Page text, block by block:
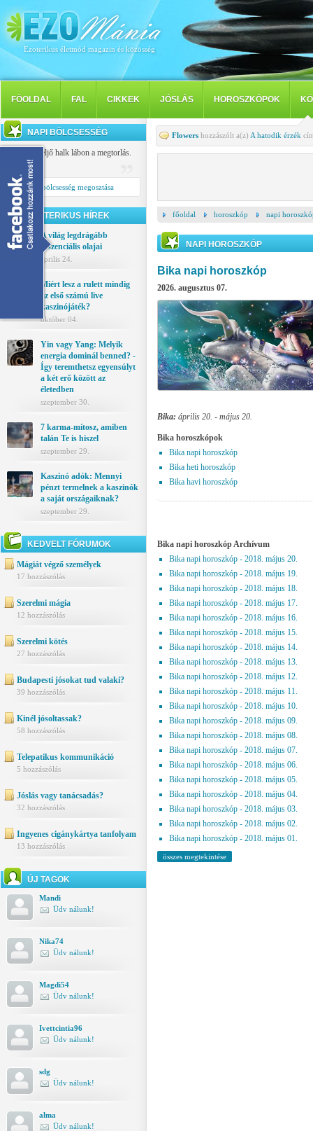
Ezoterikus életmód magazin és közösség
FÖOLDAL FAL CIKKEK JÓSLÁS HOROSZKÓPOK
NAPI BÖLCSESSÉG
Késve, de eljő halk lábon a megtorlás.
Tibullus
Napi bölcsesség megosztása
EZOTERIKUS HÍREK
A világ legdrágább
esszenciális olajai
április 24.
Miért lesz a rulett mindig
az első számú live
kaszinójáték?
október 04.
Yin vagy Yang: Melyik
energia dominál benned? -
Így teremthetsz egyensúlyt
a két erő között az
életedben
szeptember 30.
7 karma-mítosz, amiben
talán Te is hiszel
szeptember 29.
Kaszinó adók: Mennyi
pénzt termelnek a kaszinók
a saját országaiknak?
szeptember 29.
KEDVELT FÓRUMOK
Mágiát végző személyek
17 hozzászólás
Szerelmi mágia
12 hozzászólás
Szerelmi kötés
27 hozzászólás
Budapesti jósokat tud valaki?
39 hozzászólás
Kinél jósoltassak?
58 hozzászólás
Telepatikus kommunikáció
5 hozzászólás
Jóslás vagy tanácsadás?
32 hozzászólás
Ingyenes cigánykártya tanfolyam
13 hozzászólás
ÚJ TAGOK
Mandi
Üdv nálunk!
Nika74
Üdv nálunk!
Magdi54
Üdv nálunk!
Ivettcintia96
Üdv nálunk!
sdg
Üdv nálunk!
alma
Üdv nálunk!
Flowers hozzászólt a(z) A hatodik érzék
főoldal horoszkóp napi
NAPI HOROSZKÓP
Bika napi horoszkóp
2026. augusztus 07.
Bika: április 20. - május 20.
Bika horoszkópok
Bika napi horoszkóp
Bika heti horoszkóp
Bika havi horoszkóp
Bika napi horoszkóp Archívum
Bika napi horoszkóp - 2018. május 20.
Bika napi horoszkóp - 2018. május 19.
Bika napi horoszkóp - 2018. május 18.
Bika napi horoszkóp - 2018. május 17.
Bika napi horoszkóp - 2018. május 16.
Bika napi horoszkóp - 2018. május 15.
Bika napi horoszkóp - 2018. május 14.
Bika napi horoszkóp - 2018. május 13.
Bika napi horoszkóp - 2018. május 12.
Bika napi horoszkóp - 2018. május 11.
Bika napi horoszkóp - 2018. május 10.
Bika napi horoszkóp - 2018. május 09.
Bika napi horoszkóp - 2018. május 08.
Bika napi horoszkóp - 2018. május 07.
Bika napi horoszkóp - 2018. május 06.
Bika napi horoszkóp - 2018. május 05.
Bika napi horoszkóp - 2018. május 04.
Bika napi horoszkóp - 2018. május 03.
Bika napi horoszkóp - 2018. május 02.
Bika napi horoszkóp - 2018. május 01.
összes megtekintése